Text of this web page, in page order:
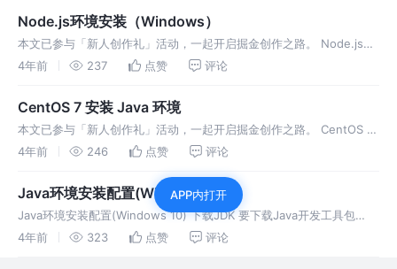
Node.js环境安装（Windows）
本文已参与「新人创作礼」活动，一起开启掘金创作之路。 Node.js环
境安装（Windows） 下载安装 直接搜索Node.js去官网下载 中文官网
4年前 237 点赞 评论
CentOS 7 安装 Java 环境
本文已参与「新人创作礼」活动，一起开启掘金创作之路。 CentOS 7
安装 Java 环境 下载Java 直接去官网下载，我下的是Java 8
4年前 246 点赞 评论
Java环境安装配置(Windows 10)
Java环境安装配置(Windows 10) 下载JDK 要下载Java开发工具包
(JDK)可以去Oracle官网下载：
4年前 323 点赞 评论
APP内打开